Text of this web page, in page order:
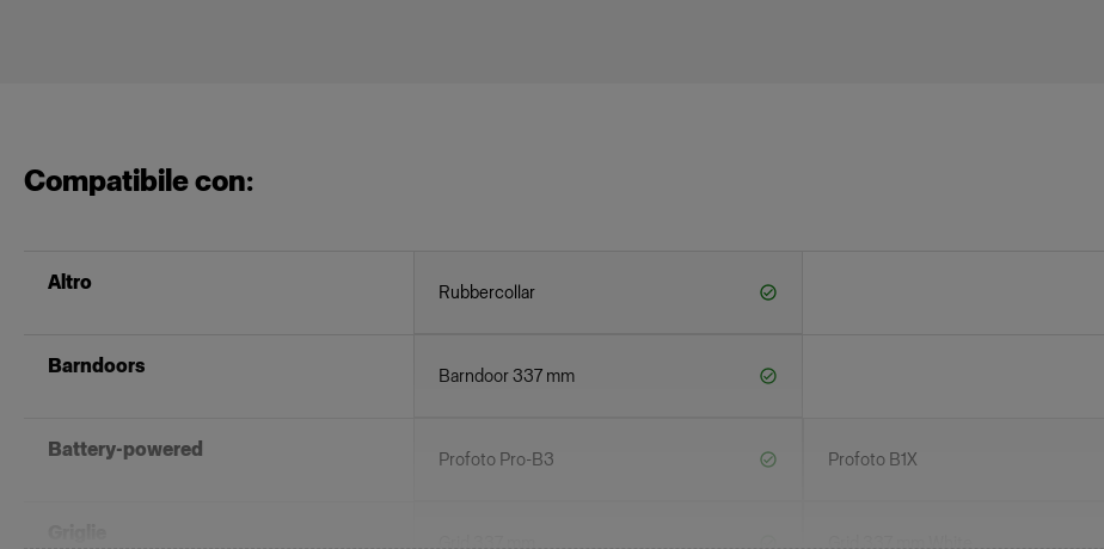
Compatibile con:
Altro Rubbercollar
Barndoors Barndoor 337 mm
Battery-powered Profoto Pro-B3 Profoto B1X